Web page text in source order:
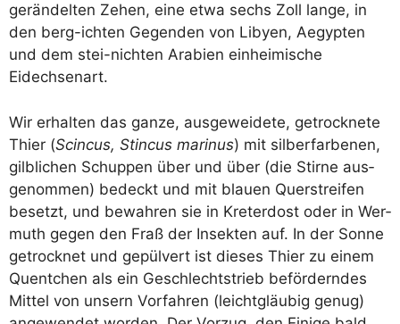
gerän­del­ten Zehen, eine etwa sechs Zoll lan­ge, in
den berg-ich­ten Gegen­den von Liby­en, Aegyp­ten
und dem stei-nich­ten Ara­bi­en ein­hei­mi­sche
Eidechsenart.
Wir erhal­ten das gan­ze, aus­ge­wei­de­te, getrock­ne­te
Thi­er (Scin­cus, Stin­cus mari­nus) mit sil­ber­far­be­nen,
gilb­li­chen Schup­pen über und über (die Stir­ne aus­
ge­nom­men) bedeckt und mit blau­en Quer­strei­fen
besetzt, und bewah­ren sie in Kre­ter­dost oder in Wer­
muth gegen den Fraß der Insek­ten auf. In der Son­ne
getrock­net und gepül­vert ist die­ses Thi­er zu einem
Quent­chen als ein Geschlechts­trieb beför­dern­des
Mit­tel von unsern Vor­fah­ren (leicht­gläu­big genug)